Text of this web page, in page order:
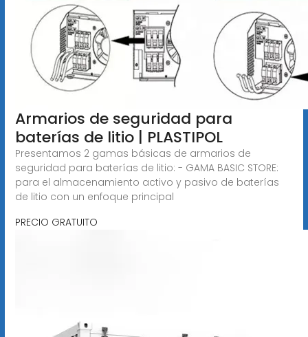
Armarios de seguridad para
baterías de litio | PLASTIPOL
Presentamos 2 gamas básicas de armarios de
seguridad para baterías de litio: - GAMA BASIC STORE:
para el almacenamiento activo y pasivo de baterías
de litio con un enfoque principal
PRECIO GRATUITO